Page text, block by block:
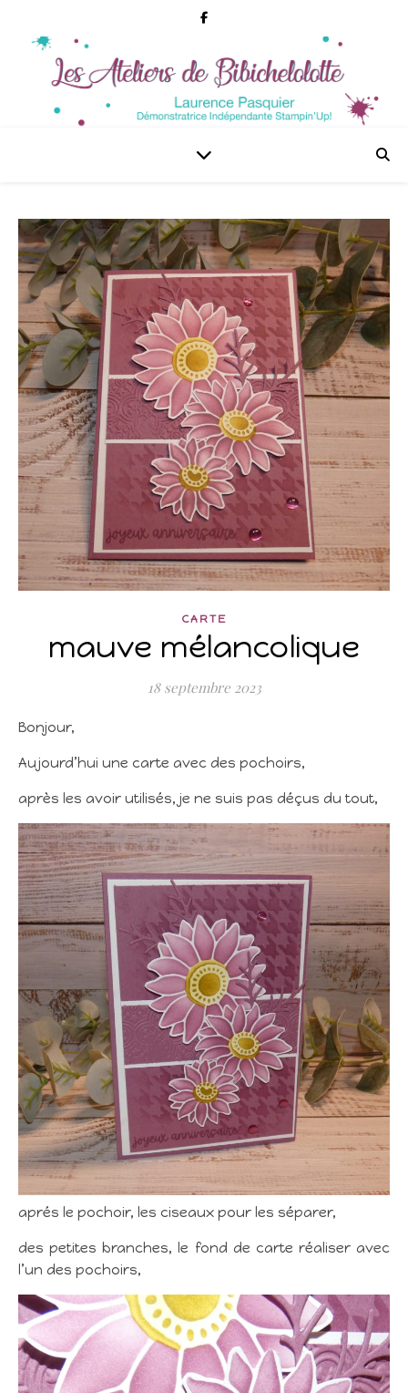
CARTE
mauve mélancolique
18 septembre 2023
Bonjour,
Aujourd’hui une carte avec des pochoirs,
après les avoir utilisés, je ne suis pas déçus du tout,
aprés le pochoir, les ciseaux pour les séparer,
des petites branches, le fond de carte réaliser avec
l’un des pochoirs,